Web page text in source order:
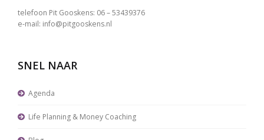
telefoon Pit Gooskens: 06 – 53439376
e-mail: info@pitgooskens.nl
SNEL NAAR
Agenda
Life Planning & Money Coaching